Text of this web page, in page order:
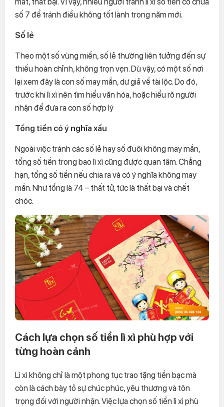
số 7 để tránh điều không tốt lành trong năm mới.
Số lẻ
Theo một số vùng miền, số lẻ thường liên tưởng đến sự
thiếu hoàn chỉnh, không trọn vẹn. Dù vậy, có một số nơi
lại xem đây là con số may mắn, dư giả về tài lộc. Do đó,
trước khi lì xì nên tìm hiểu văn hóa, hoặc hiểu rõ người
nhận để đưa ra con số hợp lý
Tổng tiền có ý nghĩa xấu
Ngoài việc tránh các số lẻ hay số đuôi không may mắn,
tổng số tiền trong bao lì xì cũng được quan tâm. Chẳng
hạn, tổng số tiền nếu chia ra và có ý nghĩa không may
mắn. Như tổng là 74 – thất tử, tức là thất bại và chết
chóc.
Cách lựa chọn số tiền lì xì phù hợp với
từng hoàn cảnh
Lì xì không chỉ là một phong tục trao tặng tiền bạc mà
còn là cách bày tỏ sự chúc phúc, yêu thương và tôn
trọng đối với người nhận. Việc lựa chọn số tiền lì xì phù